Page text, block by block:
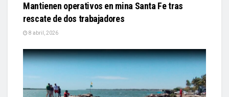
Mantienen operativos en mina Santa Fe tras
rescate de dos trabajadores
8 abril, 2026